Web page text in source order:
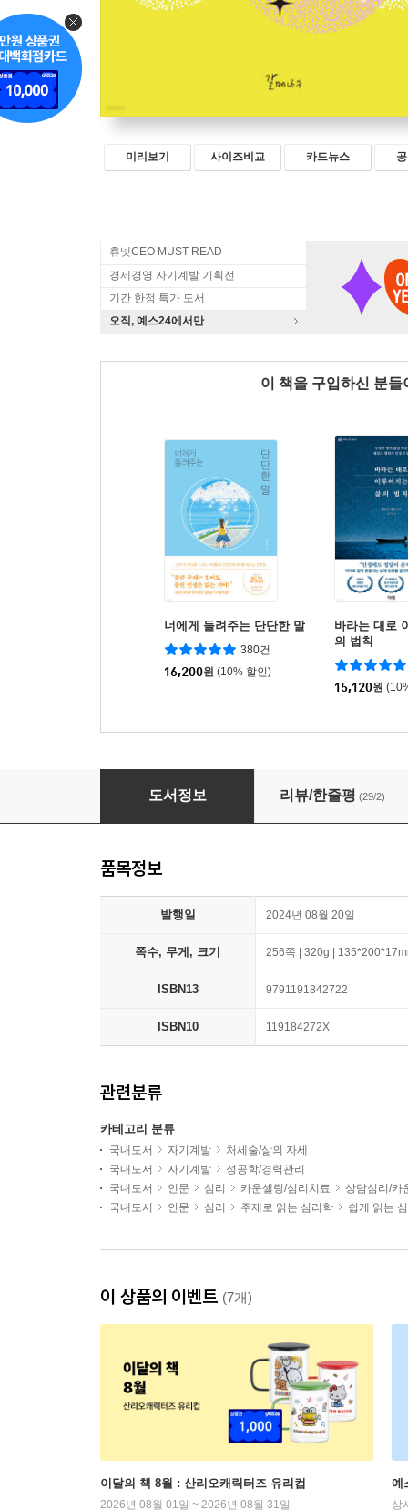
미리보기 사이즈비교 카드뉴스
휴넷CEO MUST READ
경제경영 자기계발 기획전
기간 한정 특가 도서
오직, 예스24에서만
이 책을 구입하신 분
너에게 들려주는 단단한 말
380건
16,200원 (10% 할인)
바라는 대로
의 법칙
15,120원
‘좋아하는 것’을 ‘잘하는 일’로 만드는 법칙
도서정보 리뷰/한줄평 (29/2)
품목정보
발행일 2024년 08월 20일
쪽수, 무게, 크기 256쪽 | 320g |
ISBN13 9791191842722
ISBN10 119184272X
관련분류
카테고리 분류
국내도서 자기계발
처세술/삶의 자세
국내도서
자기계발
성공학/경력관리
국내도서
인문 심리 카운셀링/심리치료
상담심리/카
국내도서
인문 심리 주제로 읽는 심리학 쉽게 읽는
이 상품의 이벤트 (7개)
이달의 책 8월 : 산리오캐릭터즈 유리컵
2026년 08월 01일 ~ 2026년 08월 31일
예
상